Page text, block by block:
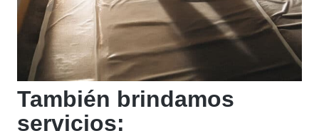
También brindamos
servicios: